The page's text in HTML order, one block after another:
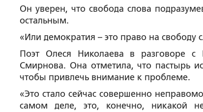
Он уверен, что свобода слова
остальным.
«Или демократия – это право на свободу
Поэт Олеся Николаева в разговоре
Смирнова. Она отметила, что пастырь
чтобы привлечь внимание к проблеме.
«Это стало сейчас совершенно
самом деле, это, конечно, никакой